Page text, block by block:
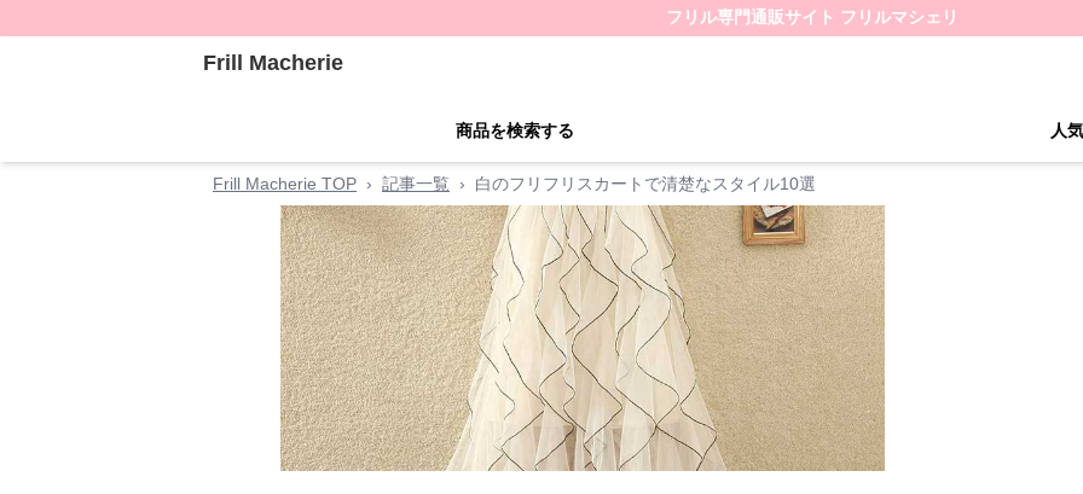
フリル専門通販サイト フリルマシェリ
Frill Macherie
商品を検索する 人
Frill Macherie TOP › 記事一覧 › 白のフリフリスカートで清楚なスタイル10選